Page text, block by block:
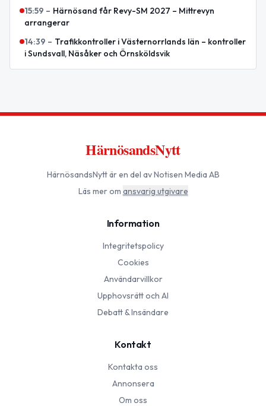
15:59 – Härnösand får Revy-SM 2027 – Mittrevyn
arrangerar
14:39 – Trafikkontroller i Västernorrlands län – kontroller
i Sundsvall, Näsåker och Örnsköldsvik
HärnösandsNytt
HärnösandsNyttär en del av Notisen Media AB
Läs mer om ansvarig utgivare
Information
Integritetspolicy
Cookies
Användarvillkor
Upphovsrätt och AI
Debatt & Insändare
Kontakt
Kontakta oss
Annonsera
Om oss